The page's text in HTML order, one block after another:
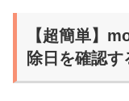
【超簡単】
除日を確認